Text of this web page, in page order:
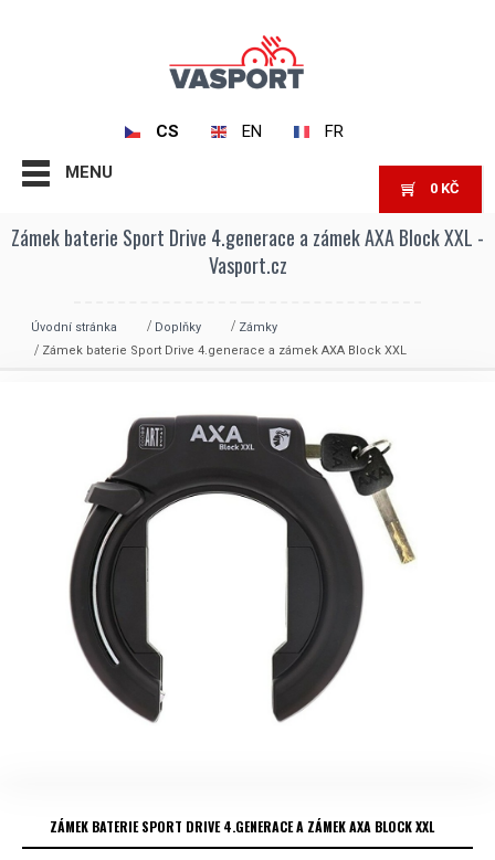
CS EN FR
MENU
0 KČ
Zámek baterie Sport Drive 4.generace a zámek AXA Block XXL -
Vasport.cz
Úvodní stránka Doplňky
Zámky
Zámek baterie Sport Drive 4.generace a zámek AXA Block XXL
ZÁMEK BATERIE SPORT DRIVE 4.GENERACE A ZÁMEK AXA BLOCK XXL